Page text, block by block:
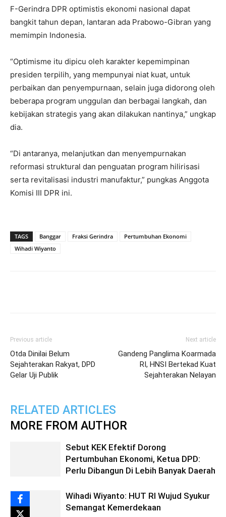
F-Gerindra DPR optimistis ekonomi nasional dapat
bangkit tahun depan, lantaran ada Prabowo-Gibran yang
memimpin Indonesia.
“Optimisme itu dipicu oleh karakter kepemimpinan
presiden terpilih, yang mempunyai niat kuat, untuk
perbaikan dan penyempurnaan, selain juga didorong oleh
beberapa program unggulan dan berbagai langkah, dan
kebijakan strategis yang akan dilakukan nantinya,” ungkap
dia.
“Di antaranya, melanjutkan dan menyempurnakan
reformasi struktural dan penguatan program hilirisasi
serta revitalisasi industri manufaktur,” pungkas Anggota
Komisi III DPR ini.
TAGS Banggar Fraksi Gerindra
Pertumbuhan Ekonomi
Wihadi Wiyanto
Previous article
Otda Dinilai Belum
Sejahterakan Rakyat, DPD
Gelar Uji Publik
Next article
Gandeng Panglima Koarmada
RI, HNSI Bertekad Kuat
Sejahterakan Nelayan
RELATED ARTICLES
MORE FROM AUTHOR
Sebut KEK Efektif Dorong
Pertumbuhan Ekonomi, Ketua DPD:
Perlu Dibangun Di Lebih Banyak Daerah
Wihadi Wiyanto: HUT RI Wujud Syukur
Semangat Kemerdekaan